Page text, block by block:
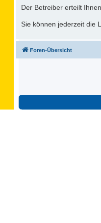
Der Betreiber erteilt
Sie können jederzeit die
Foren-Übersicht